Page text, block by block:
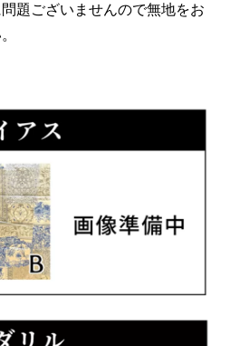
題ございませんので無地をお